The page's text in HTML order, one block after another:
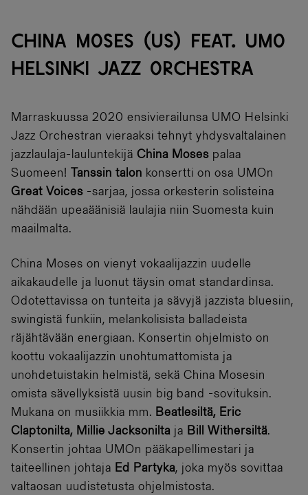
CHINA MOSES (US) FEAT. UMO
HELSINKI JAZZ ORCHESTRA
Marraskuussa 2020 ensivierailunsa UMO Helsinki
Jazz Orchestran vieraaksi tehnyt yhdysvaltalainen
jazzlaulaja-lauluntekijä China Moses palaa
Suomeen!
Tanssin talon konsertti on osa UMOn
Great Voices -sarjaa, jossa orkesterin solisteina
nähdään upeaäänisiä laulajia niin Suomesta kuin
maailmalta.
China Moses on vienyt vokaalijazzin uudelle
aikakaudelle ja luonut täysin omat standardinsa.
Odotettavissa on tunteita ja sävyjä jazzista bluesiin,
swingistä funkiin, melankolisista balladeista
räjähtävään energiaan. Konsertin ohjelmisto on
koottu vokaalijazzin unohtumattomista ja
unohdetuistakin helmistä, sekä China Mosesin
omista sävellyksistä uusin big band -sovituksin.
Mukana on musiikkia mm. Beatlesiltä, Eric
Claptonilta, Millie Jacksonilta ja Bill Withersiltä.
Konsertin johtaa UMOn pääkapellimestari ja
taiteellinen johtaja Ed Partyka, joka myös sovittaa
valtaosan uudistetusta ohjelmistosta.